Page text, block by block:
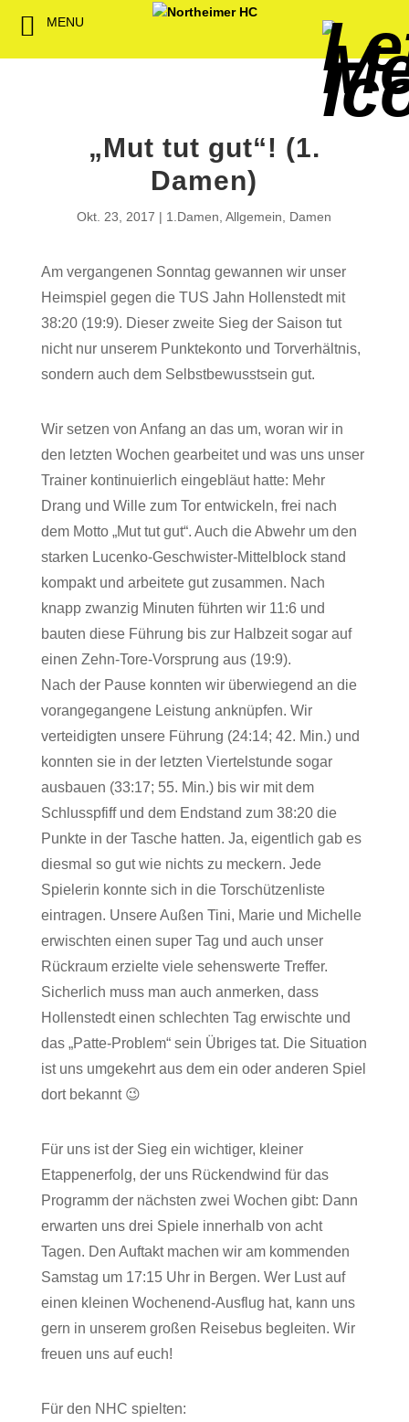
„Mut tut gut“! (1.
Damen)
Okt. 23, 2017 1.Damen ,Allgemein Damen
Am vergangenen Sonntag gewannen wir unser
Heimspiel gegen die TUS Jahn Hollenstedt mit
38:20 (19:9). Dieser zweite Sieg der Saison tut
nicht nur unserem Punktekonto und Torverhältnis,
sondern auch dem Selbstbewusstsein gut.
Wir setzen von Anfang an das um, woran wir in
den letzten Wochen gearbeitet und was uns unser
Trainer kontinuierlich eingebläut hatte: Mehr
Drang und Wille zum Tor entwickeln, frei nach
dem Motto „Mut tut gut“. Auch die Abwehr um den
starken Lucenko-Geschwister-Mittelblock stand
kompakt und arbeitete gut zusammen. Nach
knapp zwanzig Minuten führten wir 11:6 und
bauten diese Führung bis zur Halbzeit sogar auf
einen Zehn-Tore-Vorsprung aus (19:9).
Nach der Pause konnten wir überwiegend an die
vorangegangene Leistung anknüpfen. Wir
verteidigten unsere Führung (24:14; 42. Min.) und
konnten sie in der letzten Viertelstunde sogar
ausbauen (33:17; 55. Min.) bis wir mit dem
Schlusspfiff und dem Endstand zum 38:20 die
Punkte in der Tasche hatten. Ja, eigentlich gab es
diesmal so gut wie nichts zu meckern. Jede
Spielerin konnte sich in die Torschützenliste
eintragen. Unsere Außen Tini, Marie und Michelle
erwischten einen super Tag und auch unser
Rückraum erzielte viele sehenswerte Treffer.
Sicherlich muss man auch anmerken, dass
Hollenstedt einen schlechten Tag erwischte und
das „Patte-Problem“ sein Übriges tat. Die Situation
ist uns umgekehrt aus dem ein oder anderen Spiel
dort bekannt 😉
Für uns ist der Sieg ein wichtiger, kleiner
Etappenerfolg, der uns Rückendwind für das
Programm der nächsten zwei Wochen gibt: Dann
erwarten uns drei Spiele innerhalb von acht
Tagen. Den Auftakt machen wir am kommenden
Samstag um 17:15 Uhr in Bergen. Wer Lust auf
einen kleinen Wochenend-Ausflug hat, kann uns
gern in unserem großen Reisebus begleiten. Wir
freuen uns auf euch!
Für den NHC spielten:
MENU
Back Back
1. Herren
2. Herren
Back
Weibliche
Spielbetrieb
Back
NHC
Back
Spieltagssponsoren
Jobbörse
Hallenheft
Back
Back Back
Vorstand
Satzung
FWD
Back
Back
Download
Kooperationen
Termine
Intern
Back